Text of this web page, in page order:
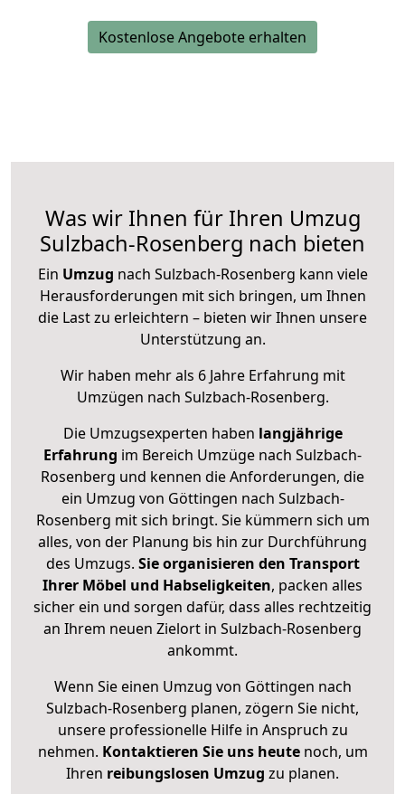
Kostenlose Angebote erhalten
Was wir Ihnen für Ihren Umzug
Sulzbach-Rosenberg nach bieten
Ein Umzug nach Sulzbach-Rosenberg kann viele
Herausforderungen mit sich bringen, um Ihnen
die Last zu erleichtern – bieten wir Ihnen unsere
Unterstützung an.
Wir haben mehr als 6 Jahre Erfahrung mit
Umzügen nach Sulzbach-Rosenberg.
Die Umzugsexperten haben langjährige
Erfahrung im Bereich Umzüge nach Sulzbach-
Rosenberg und kennen die Anforderungen, die
ein Umzug von Göttingen nach Sulzbach-
Rosenberg mit sich bringt. Sie kümmern sich um
alles, von der Planung bis hin zur Durchführung
des Umzugs. Sie organisieren den Transport
Ihrer Möbel und Habseligkeiten, packen alles
sicher ein und sorgen dafür, dass alles rechtzeitig
an Ihrem neuen Zielort in Sulzbach-Rosenberg
ankommt.
Wenn Sie einen Umzug von Göttingen nach
Sulzbach-Rosenberg planen, zögern Sie nicht,
unsere professionelle Hilfe in Anspruch zu
nehmen. Kontaktieren Sie uns heutenoch, um
Ihren reibungslosen Umzug zu planen.